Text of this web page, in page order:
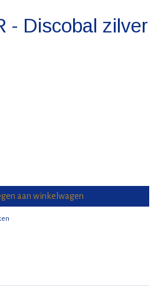
- Discobal zilver
is
aan winkelwagen